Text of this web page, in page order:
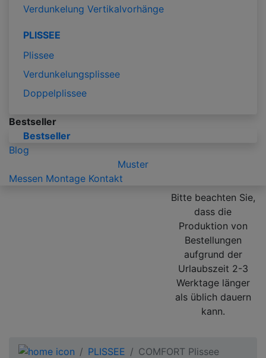
Verdunkelung Vertikalvorhänge
PLISSEE
Plissee
Verdunkelungsplissee
Doppelplissee
Bestseller
Bestseller
Blog
Muster
Messen Montage Kontakt
Bitte beachten Sie,
dass die
Produktion von
Bestellungen
aufgrund der
Urlaubszeit 2-3
Werktage länger
als üblich dauern
kann.
PLISSEE COMFORT Plissee